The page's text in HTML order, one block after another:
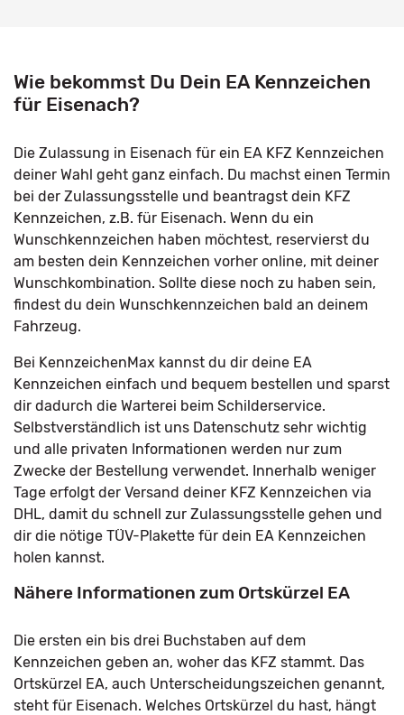
Wie bekommst Du Dein EA Kennzeichen
für Eisenach?
Die Zulassung in Eisenach für ein EA KFZ Kennzeichen
deiner Wahl geht ganz einfach. Du machst einen Termin
bei der Zulassungsstelle und beantragst dein KFZ
Kennzeichen, z.B. für Eisenach. Wenn du ein
Wunschkennzeichen haben möchtest, reservierst du
am besten dein Kennzeichen vorher online, mit deiner
Wunschkombination. Sollte diese noch zu haben sein,
findest du dein Wunschkennzeichen bald an deinem
Fahrzeug.
Bei KennzeichenMax kannst du dir deine EA
Kennzeichen einfach und bequem bestellen und sparst
dir dadurch die Warterei beim Schilderservice.
Selbstverständlich ist uns Datenschutz sehr wichtig
und alle privaten Informationen werden nur zum
Zwecke der Bestellung verwendet. Innerhalb weniger
Tage erfolgt der Versand deiner KFZ Kennzeichen via
DHL, damit du schnell zur Zulassungsstelle gehen und
dir die nötige TÜV-Plakette für dein EA Kennzeichen
holen kannst.
Nähere Informationen zum Ortskürzel EA
Die ersten ein bis drei Buchstaben auf dem
Kennzeichen geben an, woher das KFZ stammt. Das
Ortskürzel EA, auch Unterscheidungszeichen genannt,
steht für Eisenach. Welches Ortskürzel du hast, hängt